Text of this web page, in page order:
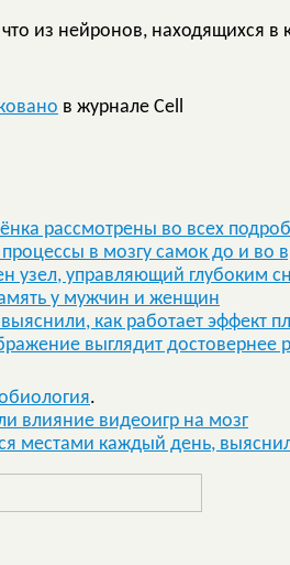
из нейронов, находящихся
в журнале Cell
рассмотрены во всех
в мозгу самок до и во
узел, управляющий глубоким
у мужчин и женщин
как работает эффект
выглядит достовернее
.
влияние видеоигр на мозг
местами каждый день,